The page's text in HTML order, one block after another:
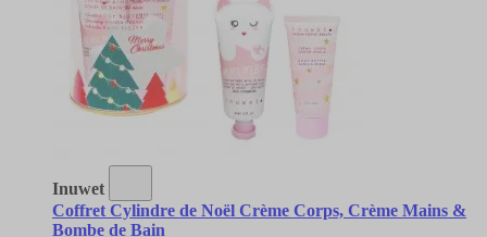
Inuwet
Coffret Cylindre de Noël Crème Corps, Crème Mains &
Bombe de Bain